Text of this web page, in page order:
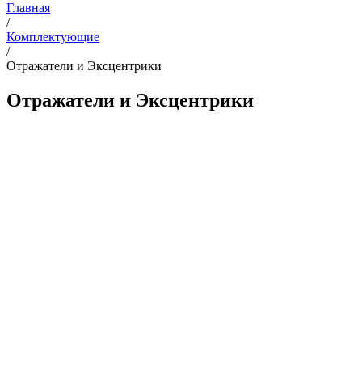
Главная
/
Комплектующие
/
Отражатели и Эксцентрики
Отражатели и Эксцентрики